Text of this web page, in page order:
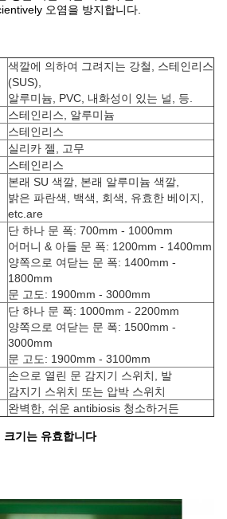
오염을 방지합니다.
색깔에 의하여 그려지는 강철, 스테인리스
(SUS),
알루미늄, PVC, 내화성이 있는 널, 등.
스테인리스, 알루미늄
스테인리스
실리카 젤, 고무
스테인리스
본래 SU 색깔, 본래 알루미늄 색깔,
밝은 파란색, 백색, 회색, 유효한 베이지,
etc.are
단 하나 문 폭: 700mm - 1000mm
어머니 & 아들 문 폭: 1200mm - 1400mm
양쪽으로 여닫는 문 폭: 1400mm -
1800mm
문 고도: 1900mm - 3000mm
단 하나 문 폭: 1000mm - 2200mm
양쪽으로 여닫는 문 폭: 1500mm -
3000mm
문 고도: 1900mm - 3100mm
손으로 열린 문 감지기 스위치, 발
감지기 스위치 또는 압박 스위치
완벽한, 쉬운 antibiosis 청소하거든
크기는 유효합니다